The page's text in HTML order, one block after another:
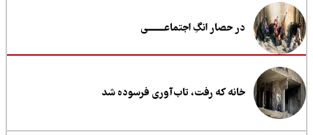
در حصار انگِ اجتماعــــــــی
خانه که رفت، تاب‌آوری فرسوده شد